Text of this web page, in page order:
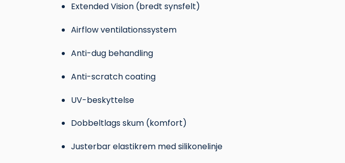
Extended Vision (bredt synsfelt)
Airflow ventilationssystem
Anti-dug behandling
Anti-scratch coating
UV-beskyttelse
Dobbeltlags skum (komfort)
Justerbar elastikrem med silikonelinje